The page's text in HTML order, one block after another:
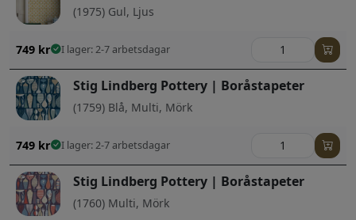
(1975) Gul, Ljus
749 kr I lager: 2-7 arbetsdagar
Stig Lindberg Pottery | Boråstapeter
(1759) Blå, Multi, Mörk
749 kr I lager: 2-7 arbetsdagar
Stig Lindberg Pottery | Boråstapeter
(1760) Multi, Mörk